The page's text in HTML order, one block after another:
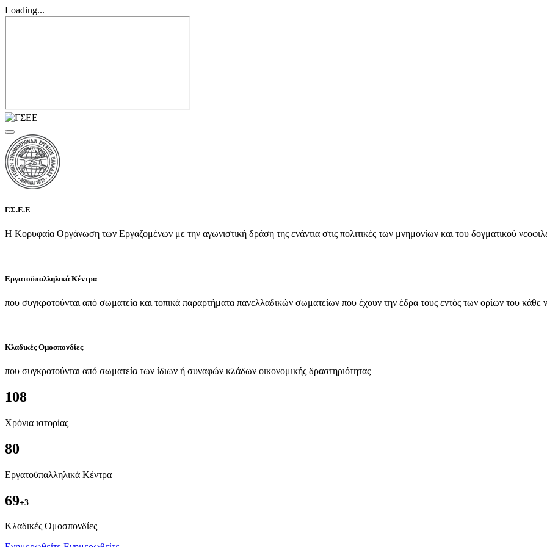
Loading...
Γ.Σ.Ε.Ε
Η Κορυφαία Οργάνωση των Εργαζομένων με την αγωνιστική δράση της ενάντια στις πολιτικές των μνημονίων και του δογματικού
Εργατοϋπαλληλικά Κέντρα
που συγκροτούνται από σωματεία και τοπικά παραρτήματα πανελλαδικών σωματείων που έχουν την έδρα τους εντός των ορίων του κάθε
Κλαδικές Ομοσπονδίες
που συγκροτούνται από σωματεία των ίδιων ή συναφών κλάδων οικονομικής δραστηριότητας
108
Χρόνια ιστορίας
80
Εργατοϋπαλληλικά Κέντρα
69+3
Kλαδικές Ομοσπονδίες